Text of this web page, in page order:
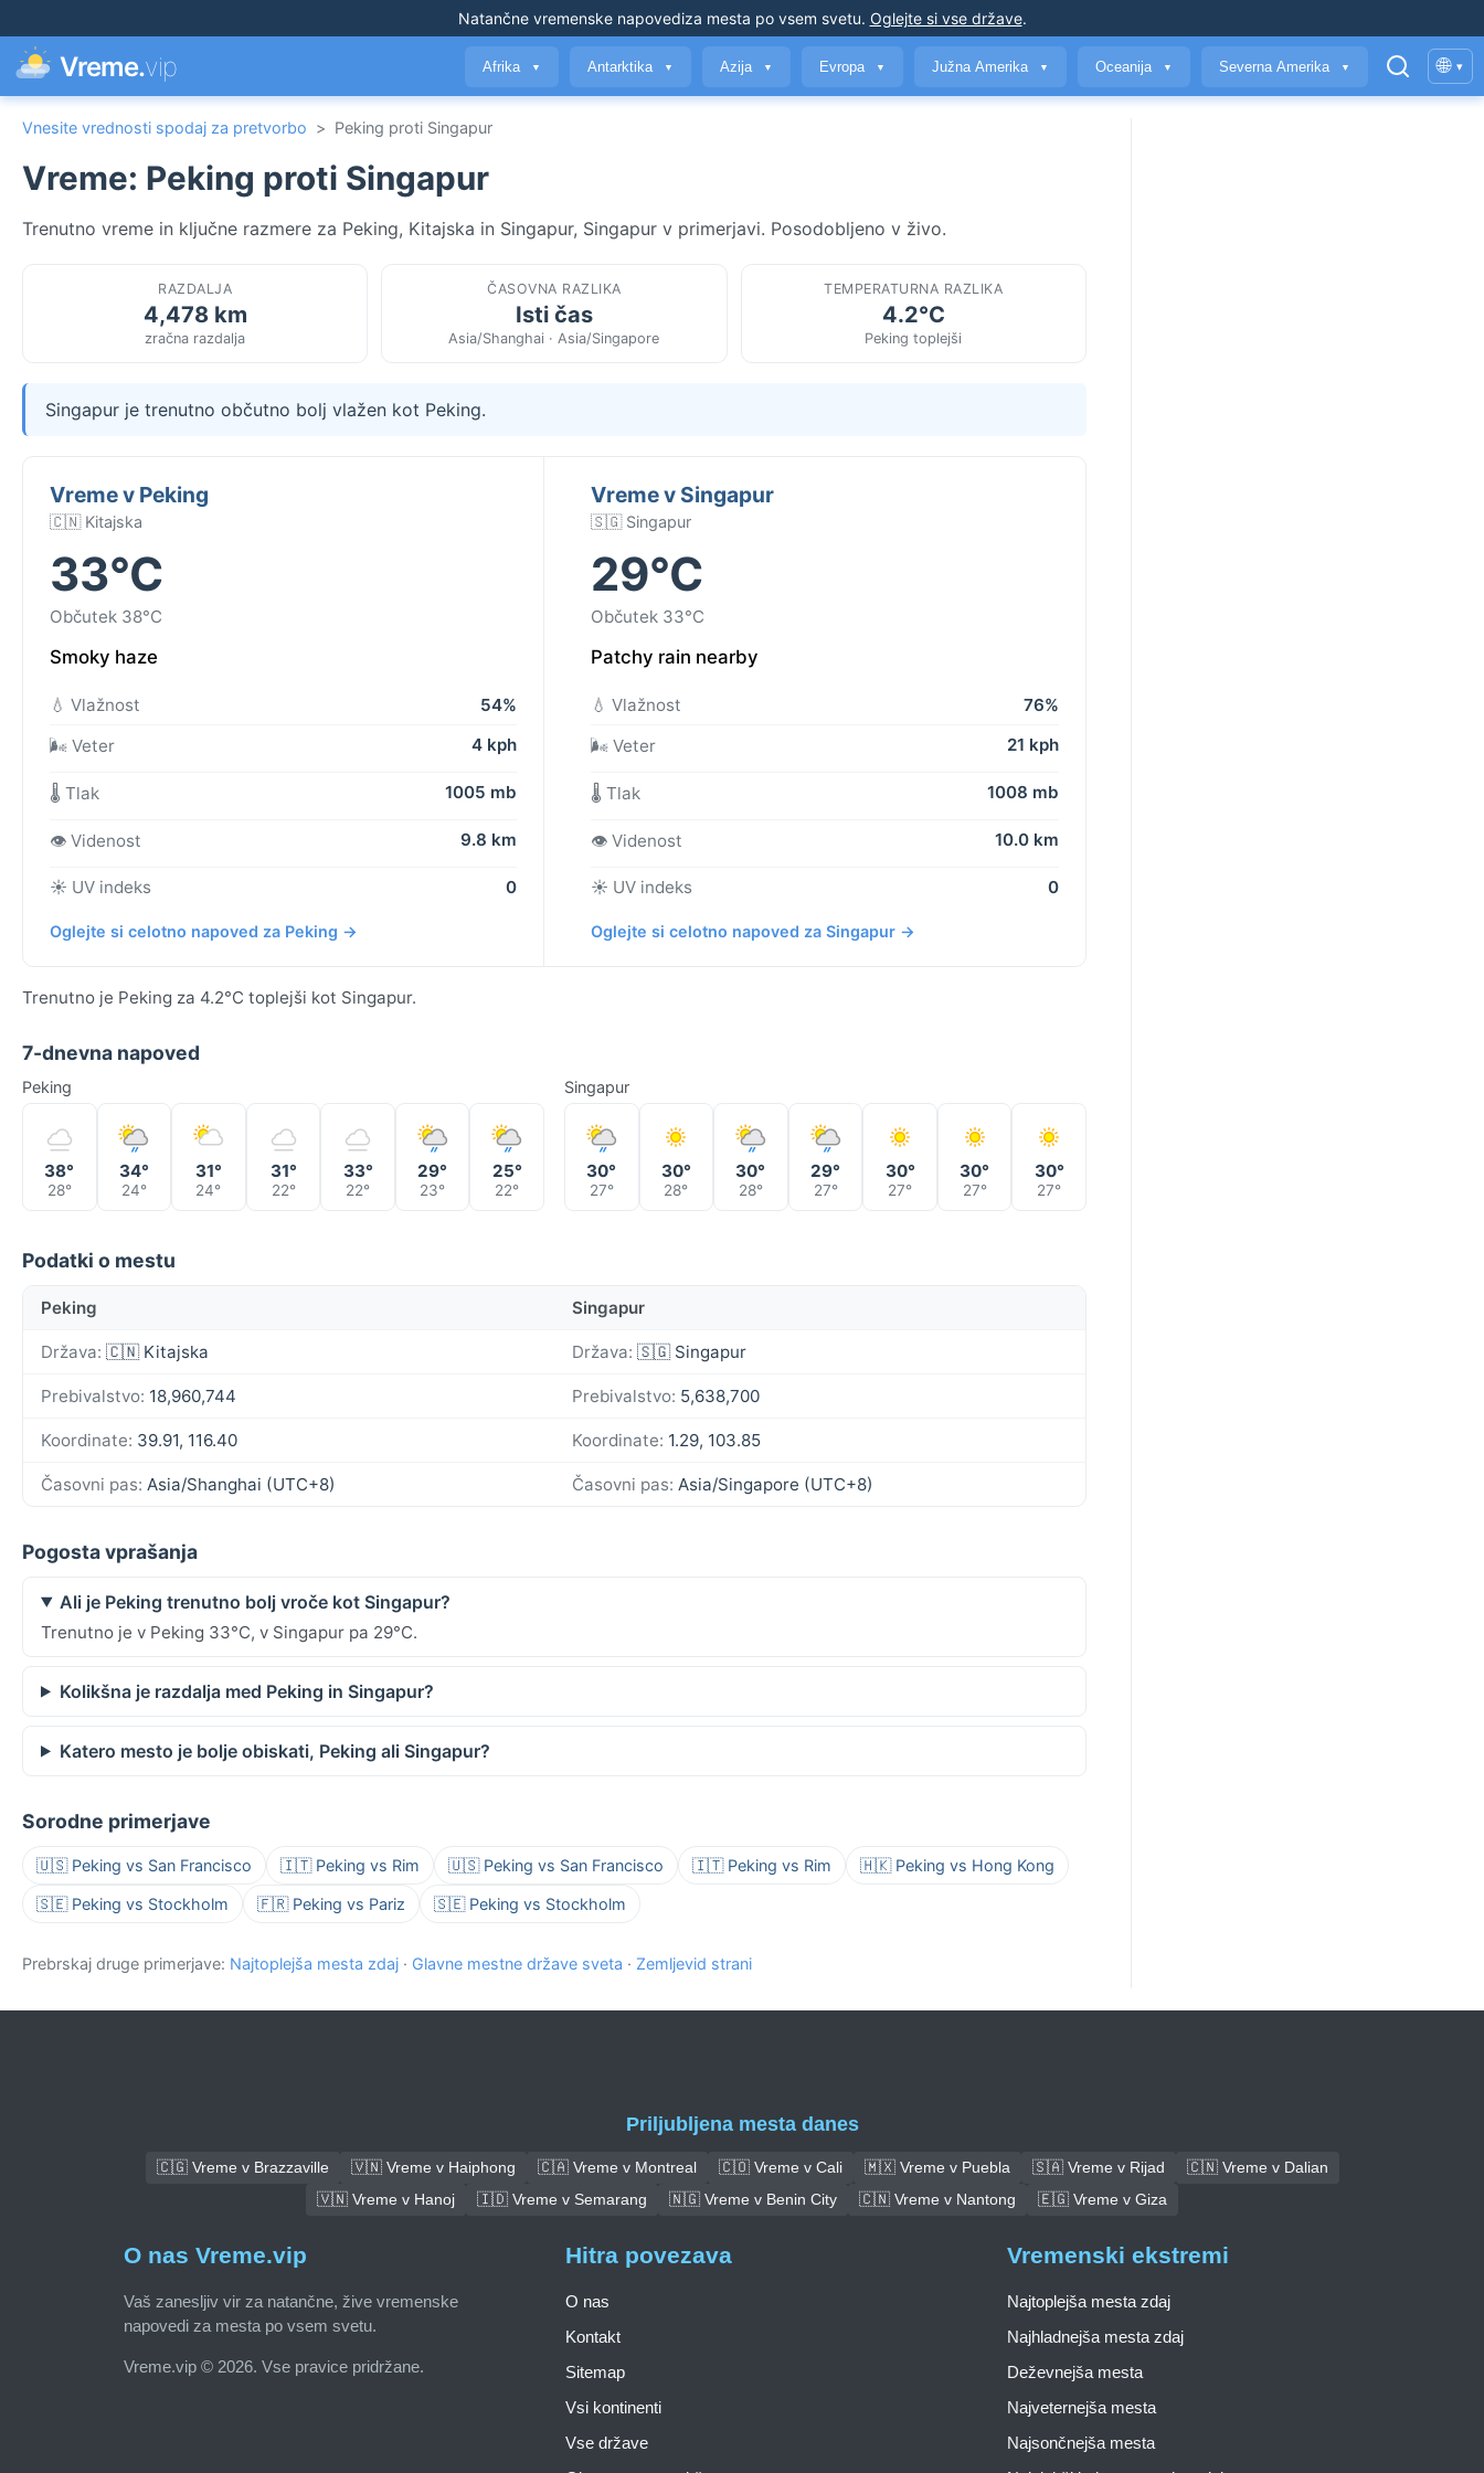
Natančne vremenske napovediza mesta po vsem svetu. Oglejte si vse države.
Vreme.vip Afrika ▼ Antarktika ▼ Azija ▼ Evropa ▼ Južna Amerika ▼ Oceanija ▼ Severna Amerika ▼ 🌐 ▾
Vnesite vrednosti spodaj za pretvorbo > Peking proti Singapur
Vreme: Peking proti Singapur
Trenutno vreme in ključne razmere za Peking, Kitajska in Singapur, Singapur v primerjavi. Posodobljeno v živo.
RAZDALJA
4,478 km
zračna razdalja
ČASOVNA RAZLIKA
Isti čas
Asia/Shanghai · Asia/Singapore
TEMPERATURNA RAZLIKA
4.2°C
Peking toplejši
Singapur je trenutno občutno bolj vlažen kot Peking.
Vreme v Peking
🇨🇳 Kitajska
33°C
Občutek 38°C
Smoky haze
💧 Vlažnost
54%
🌬️ Veter
4 kph
🌡️ Tlak 1005 mb
👁️ Videnost 9.8 km
☀️ UV indeks 0
Oglejte si celotno napoved za Peking →
Vreme v Singapur
🇸🇬 Singapur
29°C
Občutek 33°C
Patchy rain nearby
💧 Vlažnost
76%
🌬️ Veter
21 kph
🌡️ Tlak 1008 mb
👁️ Videnost 10.0 km
☀️ UV indeks 0
Oglejte si celotno napoved za Singapur →
Trenutno je Peking za 4.2°C toplejši kot Singapur.
7-dnevna napoved
Peking
38°
28°
34°
24°
31°
24°
31°
22°
33°
22°
29°
23°
25°
22°
Singapur
30°
27°
30°
28°
30°
28°
29°
27°
30°
27°
30°
27°
30°
27°
Podatki o mestu
Peking Singapur
Država: 🇨🇳 Kitajska Država: 🇸🇬 Singapur
Prebivalstvo: 18,960,744 Prebivalstvo: 5,638,700
Koordinate: 39.91, 116.40 Koordinate: 1.29, 103.85
Časovni pas: Asia/Shanghai (UTC+8) Časovni pas: Asia/Singapore (UTC+8)
Pogosta vprašanja
Ali je Peking trenutno bolj vroče kot Singapur?
Trenutno je v Peking 33°C, v Singapur pa 29°C.
Kolikšna je razdalja med Peking in Singapur?
Katero mesto je bolje obiskati, Peking ali Singapur?
Sorodne primerjave
🇺🇸 Peking vs San Francisco 🇮🇹 Peking vs Rim 🇺🇸 Peking vs San Francisco 🇮🇹 Peking vs Rim 🇭🇰 Peking vs Hong Kong
🇸🇪 Peking vs Stockholm 🇫🇷 Peking vs Pariz 🇸🇪 Peking vs Stockholm
Prebrskaj druge primerjave: Najtoplejša mesta zdaj · Glavne mestne države sveta · Zemljevid strani
Priljubljena mesta danes
🇨🇬 Vreme v Brazzaville 🇻🇳 Vreme v Haiphong 🇨🇦 Vreme v Montreal 🇨🇴 Vreme v Cali 🇲🇽 Vreme v Puebla 🇸🇦 Vreme v Rijad
🇨🇳 Vreme v Dalian
🇻🇳 Vreme v Hanoj
🇮🇩 Vreme v Semarang 🇳🇬 Vreme v Benin City 🇨🇳 Vreme v Nantong 🇪🇬 Vreme v Giza
O nas Vreme.vip
Vaš zanesljiv vir za natančne, žive vremenske
napovedi za mesta po vsem svetu.
Vreme.vip © 2026. Vse pravice pridržane.
Hitra povezava
O nas
Kontakt
Sitemap
Vsi kontinenti
Vse države
Vremenski ekstremi
Najtoplejša mesta zdaj
Najhladnejša mesta zdaj
Deževnejša mesta
Najveternejša mesta
Najsončnejša mesta